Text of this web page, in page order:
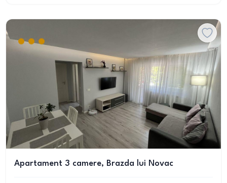
Apartament 3 camere, Brazda lui Novac